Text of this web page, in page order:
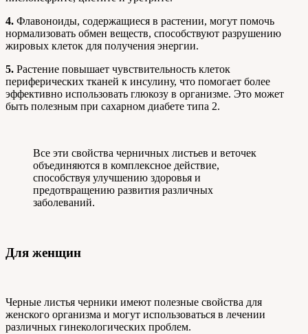
4. Флавоноиды, содержащиеся в растении, могут помочь
нормализовать обмен веществ, способствуют разрушению
жировых клеток для получения энергии.
5. Растение повышает чувствительность клеток
периферических тканей к инсулину, что помогает более
эффективно использовать глюкозу в организме. Это может
быть полезным при сахарном диабете типа 2.
Все эти свойства черничных листьев и веточек
объединяются в комплексное действие,
способствуя улучшению здоровья и
предотвращению развития различных
заболеваний.
Для женщин
Черные листья черники имеют полезные свойства для
женского организма и могут использоваться в лечении
различных гинекологических проблем.